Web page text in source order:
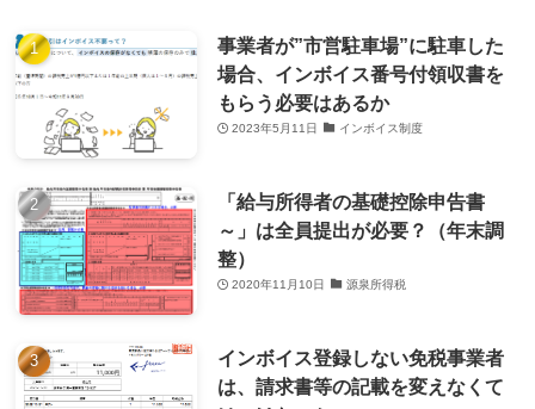
事業者が”市営駐車場”に駐車した
場合、インボイス番号付領収書を
もらう必要はあるか
2023年5月11日 インボイス制度
「給与所得者の基礎控除申告書
～」は全員提出が必要？（年末調
整）
2020年11月10日 源泉所得税
インボイス登録しない免税事業者
は、請求書等の記載を変えなくて